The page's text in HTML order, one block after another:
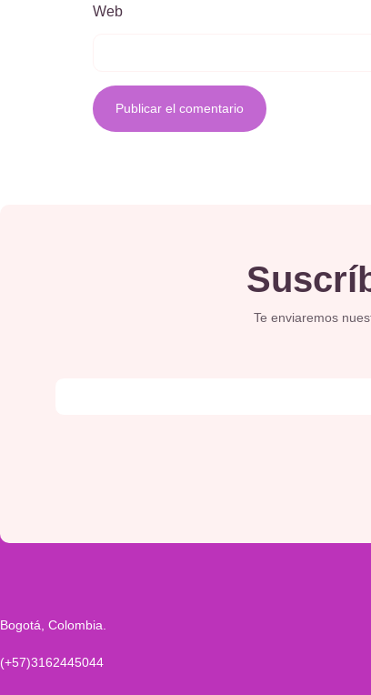
Web
Te enviaremos
Bogotá, Colombia.
(+57)3162445044